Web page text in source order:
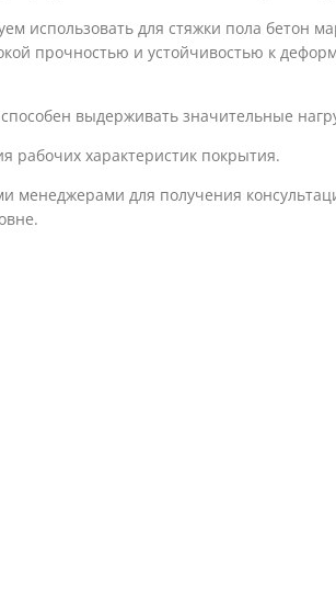
использовать для стяжки пола бетон
прочностью и устойчивостью к
выдерживать значительные
рабочих характеристик покрытия.
менеджерами для получения